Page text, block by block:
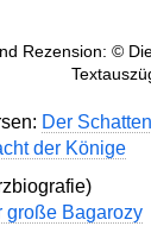
Rezension: ©
Der Schatten
der Könige
große Bagarozy